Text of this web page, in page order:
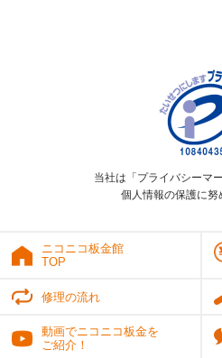
当社は「プライバシーマ
個人情報の保護に努
ニコニコ板金館
TOP
修理の流れ
動画でニコニコ板金を
ご紹介！